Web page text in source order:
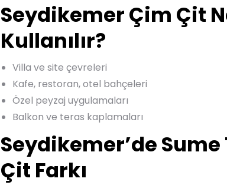
Seydikemer Çim Çit
Kullanılır?
Villa ve site çevreleri
Kafe, restoran, otel bahçeleri
Özel peyzaj uygulamaları
Balkon ve teras kaplamaları
Seydikemer’de Sume
Çit Farkı